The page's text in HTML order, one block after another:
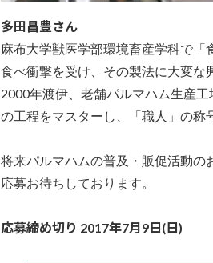
多田昌豊さん
麻布大学獣医学部環境畜産学科で
食べ衝撃を受け、その製法に大変な
2000年渡伊、老舗パルマハム生産
の工程をマスターし、「職人」の称
将来パルマハムの普及・販促活動
応募お待ちしております。
応募締め切り 2017年7月9日(日)